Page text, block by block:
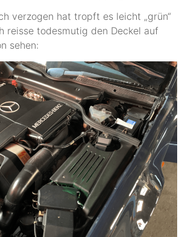
verzogen hat tropft es leicht „grün“
reisse todesmutig den Deckel auf
sehen: